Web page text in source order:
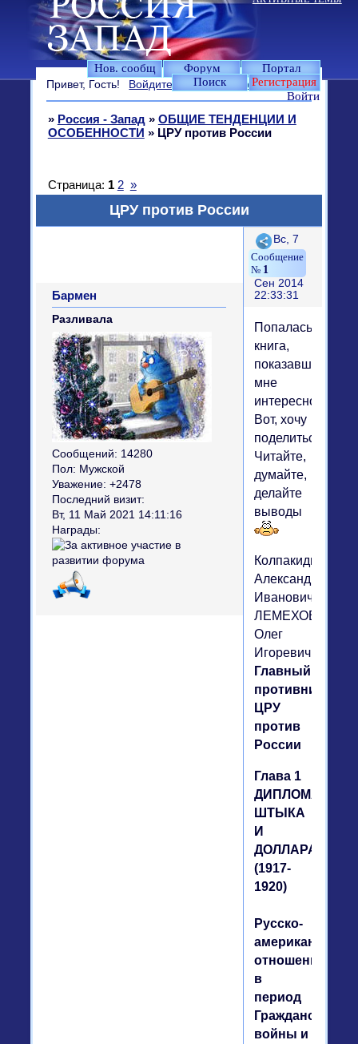
Нов. сообщ Форум
Портал
Поиск
Регистрация
Войти
Привет, Гость! Войдите илизарегистрируйтесь.
» Россия - Запад » ОБЩИЕ ТЕНДЕНЦИИ И
ОСОБЕННОСТИ » ЦРУ против России
ЦРУ против России
Страница: 1 2 »
Поделиться
1
Вс, 7
Сен 2014
22:33:31
Бармен
Разливала
Сообщений: 14280
Пол: Мужской
Уважение: +2478
Последний визит:
Вт, 11 Май 2021 14:11:16
Награды:
Попалась
книга,
показавшаяся
мне
интересной.
Вот, хочу
поделиться.
Читайте,
думайте,
делайте
выводы
Колпакиди
Александр
Иванович,
ЛЕМЕХОВ
Олег
Игоревич
Главный
противник:
ЦРУ
против
России
Глава 1
ДИПЛОМАТИЯ
ШТЫКА
И
ДОЛЛАРА
(1917-
1920)
Русско-
американские
отношения
в
период
Гражданской
войны и